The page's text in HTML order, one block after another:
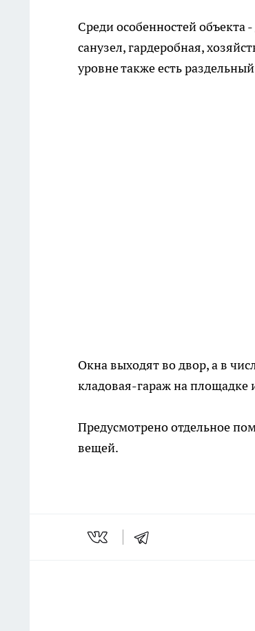
Среди особенностей
санузел, гардеробная,
уровне также есть
Окна выходят во двор, а в
кладовая-гараж на
Предусмотрено отдельное
вещей.